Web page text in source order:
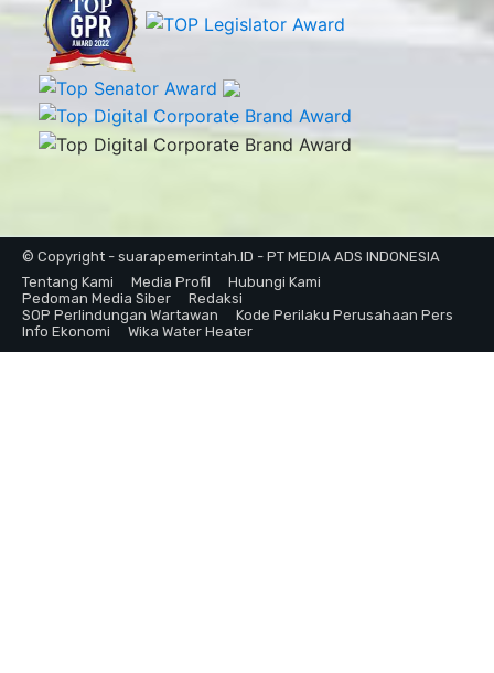
© Copyright - suarapemerintah.ID - PT MEDIA ADS INDONESIA
Tentang Kami
Media Profil
Hubungi Kami
Pedoman Media Siber
Redaksi
SOP Perlindungan Wartawan
Kode Perilaku Perusahaan Pers
Info Ekonomi
Wika Water Heater